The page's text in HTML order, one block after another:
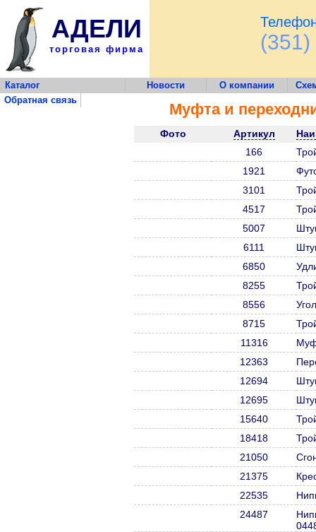
АДЕЛИ
торговая фирма (351)
Каталог Новости О компании
Обратная связь
Муфта и
Фото Артикул
166
1921
3101
4517
5007
6111
6850
8255
8556
8715
11316
12363
12694
12695
15640
18418
21050
21375
22535
24487